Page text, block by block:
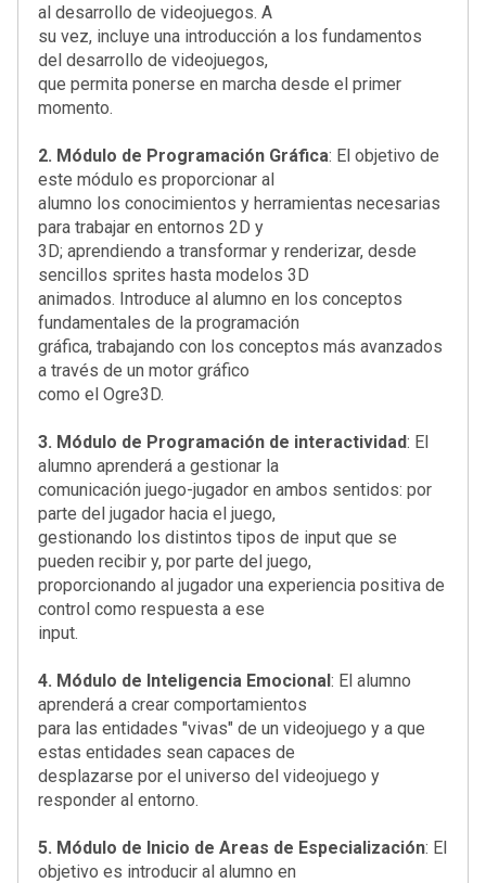
al desarrollo de videojuegos. A
su vez, incluye una introducción a los fundamentos
del desarrollo de videojuegos,
que permita ponerse en marcha desde el primer
momento.
2. Módulo de Programación Gráfica: El objetivo de
este módulo es proporcionar al
alumno los conocimientos y herramientas necesarias
para trabajar en entornos 2D y
3D; aprendiendo a transformar y renderizar, desde
sencillos sprites hasta modelos 3D
animados. Introduce al alumno en los conceptos
fundamentales de la programación
gráfica, trabajando con los conceptos más avanzados
a través de un motor gráfico
como el Ogre3D.
3. Módulo de Programación de interactividad: El
alumno aprenderá a gestionar la
comunicación juego-jugador en ambos sentidos: por
parte del jugador hacia el juego,
gestionando los distintos tipos de input que se
pueden recibir y, por parte del juego,
proporcionando al jugador una experiencia positiva de
control como respuesta a ese
input.
4. Módulo de Inteligencia Emocional: El alumno
aprenderá a crear comportamientos
para las entidades "vivas" de un videojuego y a que
estas entidades sean capaces de
desplazarse por el universo del videojuego y
responder al entorno.
5. Módulo de Inicio de Areas de Especialización: El
objetivo es introducir al alumno en